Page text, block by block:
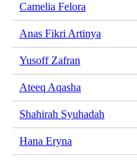
Camelia Felora
Anas Fikri Artinya
Yusoff Zafran
Ateeq Aqasha
Shahirah Syuhadah
Hana Eryna